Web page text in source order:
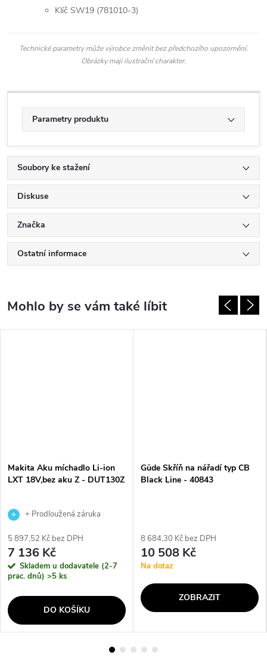
Klíč SW19 (781010-3)
Technické parametry může výrobce změnit bez předchozího upozornění.
Obrázky mají ilustrační charakter.
Parametry produktu
Soubory ke stažení
Diskuse
Značka
Ostatní informace
Makita Aku míchadlo Li-ion
LXT 18V,bez aku Z - DUT130Z
+ Prodloužená záruka
5 897,52 Kč bez DPH
7 136 Kč
Skladem u dodavatele (2-7
prac. dnů) >5 ks
DO KOŠÍKU
Güde Skříň na nářadí typ CB
Black Line - 40843
8 684,30 Kč bez DPH
10 508 Kč
Na dotaz
ZOBRAZIT